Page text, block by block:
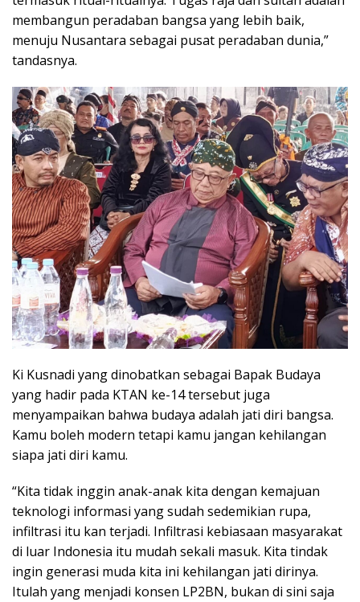
membangun peradaban bangsa yang lebih baik,
menuju Nusantara sebagai pusat peradaban dunia,”
tandasnya.
Ki Kusnadi yang dinobatkan sebagai Bapak Budaya
yang hadir pada KTAN ke-14 tersebut juga
menyampaikan bahwa budaya adalah jati diri bangsa.
Kamu boleh modern tetapi kamu jangan kehilangan
siapa jati diri kamu.
“Kita tidak inggin anak-anak kita dengan kemajuan
teknologi informasi yang sudah sedemikian rupa,
infiltrasi itu kan terjadi. Infiltrasi kebiasaan masyarakat
di luar Indonesia itu mudah sekali masuk. Kita tindak
ingin generasi muda kita ini kehilangan jati dirinya.
Itulah yang menjadi konsen LP2BN, bukan di sini saja